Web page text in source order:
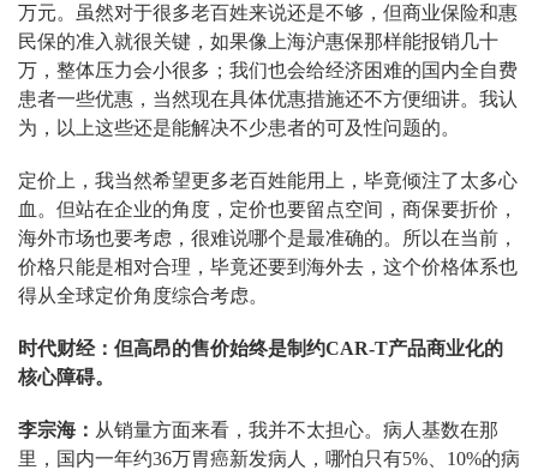
万元。虽然对于很多老百姓来说还是不够，但商业保险和惠
民保的准入就很关键，如果像上海沪惠保那样能报销几十
万，整体压力会小很多；我们也会给经济困难的国内全自费
患者一些优惠，当然现在具体优惠措施还不方便细讲。我认
为，以上这些还是能解决不少患者的可及性问题的。
定价上，我当然希望更多老百姓能用上，毕竟倾注了太多心
血。但站在企业的角度，定价也要留点空间，商保要折价，
海外市场也要考虑，很难说哪个是最准确的。所以在当前，
价格只能是相对合理，毕竟还要到海外去，这个价格体系也
得从全球定价角度综合考虑。
时代财经：但高昂的售价始终是制约CAR-T产品商业化的
核心障碍。
李宗海： 从销量方面来看，我并不太担心。病人基数在那
里，国内一年约36万胃癌新发病人，哪怕只有5%、10%的病